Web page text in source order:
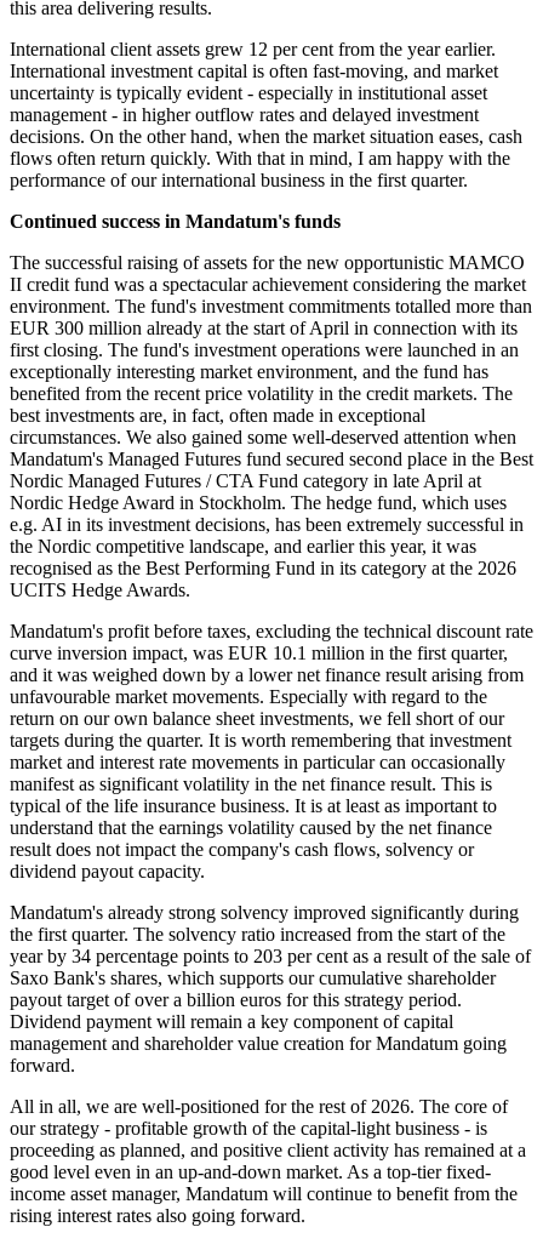
this area delivering results.
International client assets grew 12 per cent from the year earlier.
International investment capital is often fast-moving, and market
uncertainty is typically evident - especially in institutional asset
management - in higher outflow rates and delayed investment
decisions. On the other hand, when the market situation eases, cash
flows often return quickly. With that in mind, I am happy with the
performance of our international business in the first quarter.
Continued success in Mandatum's funds
The successful raising of assets for the new opportunistic MAMCO
II credit fund was a spectacular achievement considering the market
environment. The fund's investment commitments totalled more than
EUR 300 million already at the start of April in connection with its
first closing. The fund's investment operations were launched in an
exceptionally interesting market environment, and the fund has
benefited from the recent price volatility in the credit markets. The
best investments are, in fact, often made in exceptional
circumstances. We also gained some well-deserved attention when
Mandatum's Managed Futures fund secured second place in the Best
Nordic Managed Futures / CTA Fund category in late April at
Nordic Hedge Award in Stockholm. The hedge fund, which uses
e.g. AI in its investment decisions, has been extremely successful in
the Nordic competitive landscape, and earlier this year, it was
recognised as the Best Performing Fund in its category at the 2026
UCITS Hedge Awards.
Mandatum's profit before taxes, excluding the technical discount rate
curve inversion impact, was EUR 10.1 million in the first quarter,
and it was weighed down by a lower net finance result arising from
unfavourable market movements. Especially with regard to the
return on our own balance sheet investments, we fell short of our
targets during the quarter. It is worth remembering that investment
market and interest rate movements in particular can occasionally
manifest as significant volatility in the net finance result. This is
typical of the life insurance business. It is at least as important to
understand that the earnings volatility caused by the net finance
result does not impact the company's cash flows, solvency or
dividend payout capacity.
Mandatum's already strong solvency improved significantly during
the first quarter. The solvency ratio increased from the start of the
year by 34 percentage points to 203 per cent as a result of the sale of
Saxo Bank's shares, which supports our cumulative shareholder
payout target of over a billion euros for this strategy period.
Dividend payment will remain a key component of capital
management and shareholder value creation for Mandatum going
forward.
All in all, we are well-positioned for the rest of 2026. The core of
our strategy - profitable growth of the capital-light business - is
proceeding as planned, and positive client activity has remained at a
good level even in an up-and-down market. As a top-tier fixed-
income asset manager, Mandatum will continue to benefit from the
rising interest rates also going forward.